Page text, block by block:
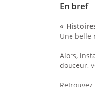
En bref
«
Une belle
Alors,
douceur,